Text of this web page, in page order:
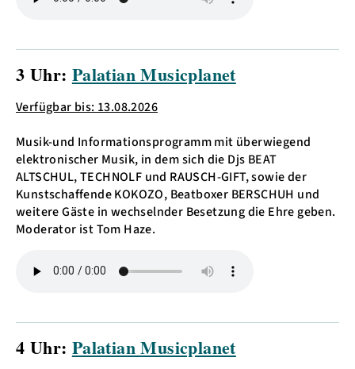
3 Uhr: Palatian Musicplanet
Verfügbar bis: 13.08.2026
Musik-und Informationsprogramm mit überwiegend
elektronischer Musik, in dem sich die Djs BEAT
ALTSCHUL, TECHNOLF und RAUSCH-GIFT, sowie der
Kunstschaffende KOKOZO, Beatboxer BERSCHUH und
weitere Gäste in wechselnder Besetzung die Ehre geben.
Moderator ist Tom Haze.
4 Uhr: Palatian Musicplanet